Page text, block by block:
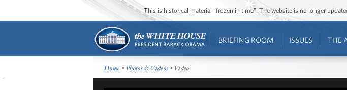
This is historical material “frozen in time”. The website is no longer
BRIEFING ROOM ISSUES THE
Home •Photos & Videos • Video